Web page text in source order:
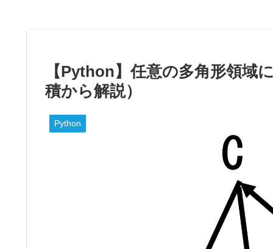
【Python】任意の多角形領域
積から解説）
Python